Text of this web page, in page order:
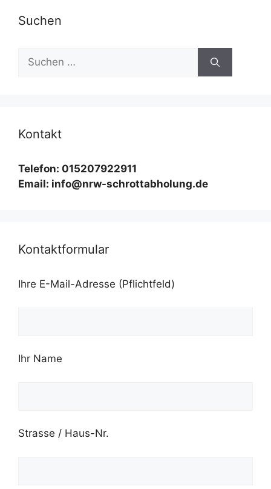
Suchen
Suchen
nach:
Kontakt
Telefon: 015207922911
Email: info@nrw-schrottabholung.de
Kontaktformular
Ihre E-Mail-Adresse (Pflichtfeld)
Ihr Name
Strasse / Haus-Nr.